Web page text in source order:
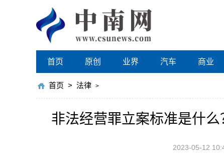
首页 原创 业界 汽车 商业
首页 > 法律 >
非法经营罪立案标准是什么
2023-05-12